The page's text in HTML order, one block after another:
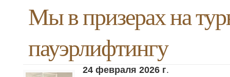
Мы в призерах на
пауэрлифтингу
24 февраля 2026 г.